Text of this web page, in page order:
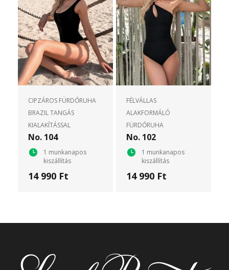
CIPZÁROS FÜRDŐRUHA
BRAZIL TANGÁS
KIALAKÍTÁSSAL
No. 104
1 munkanapos
kiszállítás
14 990 Ft
FÉLVÁLLAS
ALAKFORMÁLÓ
FÜRDŐRUHA
No. 102
1 munkanapos
kiszállítás
14 990 Ft